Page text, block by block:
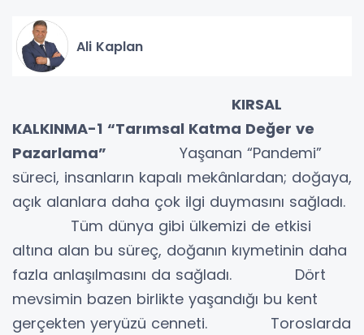
Ali Kaplan
KIRSAL
KALKINMA-1 “Tarımsal Katma Değer ve
Pazarlama” Yaşanan “Pandemi”
süreci, insanların kapalı mekânlardan; doğaya,
açık alanlara daha çok ilgi duymasını sağladı.
Tüm dünya gibi ülkemizi de etkisi
altına alan bu süreç, doğanın kıymetinin daha
fazla anlaşılmasını da sağladı. Dört
mevsimin bazen birlikte yaşandığı bu kent
gerçekten yeryüzü cenneti. Toroslarda